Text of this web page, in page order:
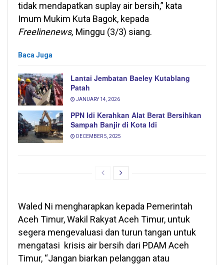
tidak mendapatkan suplay air bersih,” kata
Imum Mukim Kuta Bagok, kepada
Freelinenews, Minggu (3/3) siang.
Baca Juga
Lantai Jembatan Baeley Kutablang
Patah
JANUARY 14, 2026
PPN Idi Kerahkan Alat Berat Bersihkan
Sampah Banjir di Kota Idi
DECEMBER 5, 2025
Waled Ni mengharapkan kepada Pemerintah
Aceh Timur, Wakil Rakyat Aceh Timur, untuk
segera mengevaluasi dan turun tangan untuk
mengatasi krisis air bersih dari PDAM Aceh
Timur, “Jangan biarkan pelanggan atau